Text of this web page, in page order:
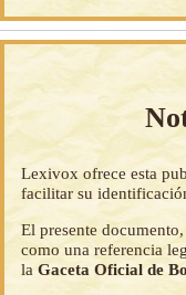
Lexivox ofrece esta
facilitar su
El presente
como una referencia
laGaceta Oficial de